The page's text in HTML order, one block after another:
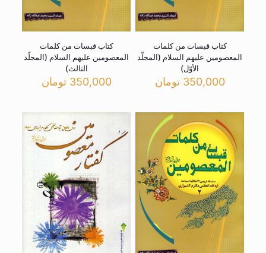
کتاب قبسات من کلمات
المعصومین علیهم السلام (المجلّد
الأوّل)
350,000 تومان
کتاب قبسات من کلمات
المعصومین علیهم السلام (المجلّد
الثالث)
350,000 تومان